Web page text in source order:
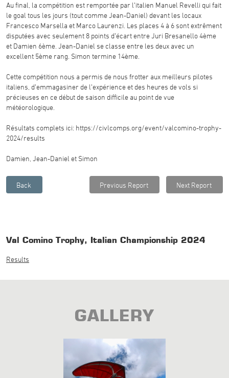
Au final, la compétition est remportée par l’italien Manuel Revelli qui fait
le goal tous les jours (tout comme Jean-Daniel) devant les locaux
Francesco Marsella et Marco Laurenzi. Les places 4 à 6 sont extrêment
disputées avec seulement 8 points d’écart entre Juri Bresanello 4ème
et Damien 6ème. Jean-Daniel se classe entre les deux avec un
excellent 5ème rang. Simon termine 14ème.
Cette compétition nous a permis de nous frotter aux meilleurs pilotes
italiens, d’emmagasiner de l’expérience et des heures de vols si
précieuses en ce début de saison difficile au point de vue
météorologique.
Résultats complets ici: https://civlcomps.org/event/valcomino-trophy-
2024/results
Damien, Jean-Daniel et Simon
Val Comino Trophy, Italian Championship 2024
Results
GALLERY